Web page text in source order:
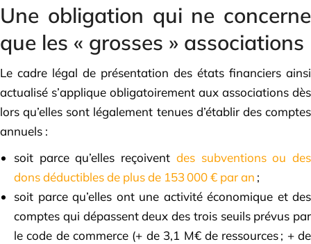
Une obligation qui ne concerne
que les « grosses » associations
Le cadre légal de présentation des états financiers ainsi
actualisé s’applique obligatoirement aux associations dès
lors qu’elles sont légalement tenues d’établir des comptes
annuels :
soit parce qu’elles reçoivent des subventions ou des
dons déductibles de plus de 153 000 € par an ;
soit parce qu’elles ont une activité économique et des
comptes qui dépassent deux des trois seuils prévus par
le code de commerce (+ de 3,1 M€ de ressources ; + de